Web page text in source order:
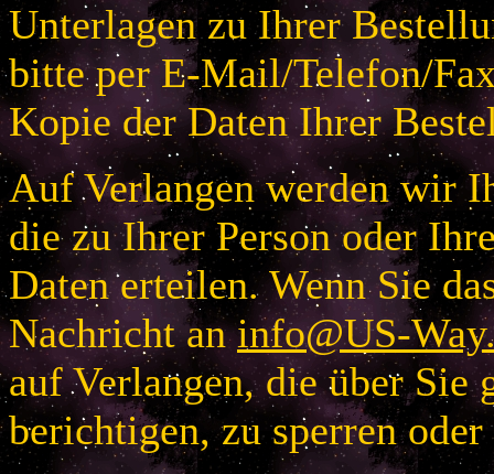
Unterlagen zu Ihrer
bitte per E-Mail/Telefon/
Kopie der Daten Ihrer
Auf Verlangen werden wir
die zu Ihrer Person oder
Daten erteilen. Wenn Sie
Nachricht aninfo@US-
auf Verlangen, die über Sie
berichtigen, zu sperren